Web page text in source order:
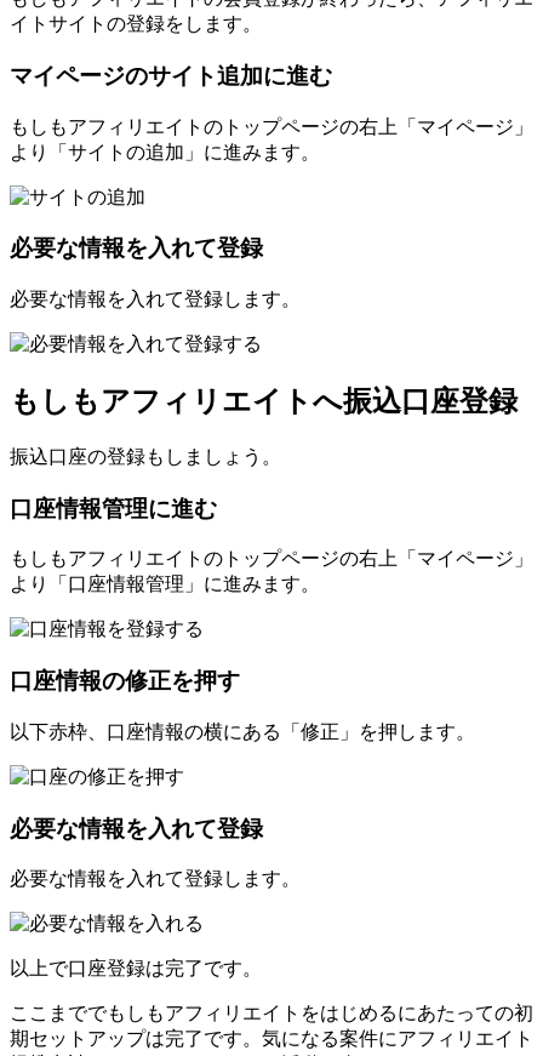
イトサイトの登録をします。
マイページのサイト追加に進む
もしもアフィリエイトのトップページの右上「マイページ」
より「サイトの追加」に進みます。
必要な情報を入れて登録
必要な情報を入れて登録します。
もしもアフィリエイトへ振込口座登録
振込口座の登録もしましょう。
口座情報管理に進む
もしもアフィリエイトのトップページの右上「マイページ」
より「口座情報管理」に進みます。
口座情報の修正を押す
以下赤枠、口座情報の横にある「修正」を押します。
必要な情報を入れて登録
必要な情報を入れて登録します。
以上で口座登録は完了です。
ここまででもしもアフィリエイトをはじめるにあたっての初
期セットアップは完了です。気になる案件にアフィリエイト